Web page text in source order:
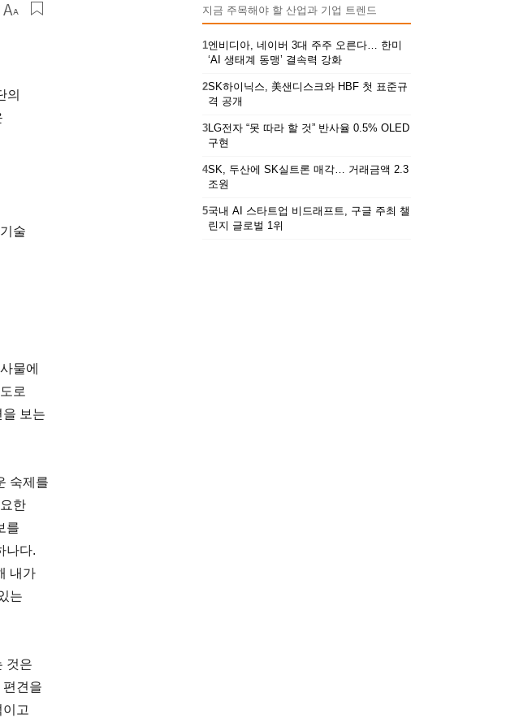
의
술
물에
로
보는
숙제를
한
를
나다.
내가
는
것은
견을
고
지금 주목해야 할 산업과 기업 트렌드
1엔비디아, 네이버 3대 주주 오른다… 한미
‘AI 생태계 동맹’ 결속력 강화
2SK하이닉스, 美샌디스크와 HBF 첫 표준규
격 공개
3LG전자 “못 따라 할 것” 반사율 0.5% OLED
구현
4SK, 두산에 SK실트론 매각… 거래금액 2.3
조원
5국내 AI 스타트업 비드래프트, 구글 주최 챌
린지 글로벌 1위